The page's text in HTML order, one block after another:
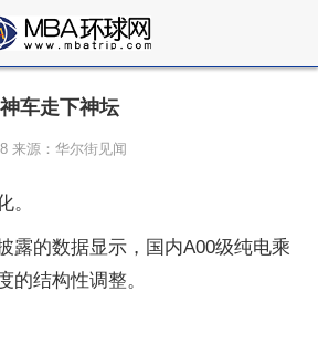
车走下神坛
来源：华尔街见闻
。
露的数据显示，国内A00级纯电乘
的结构性调整。